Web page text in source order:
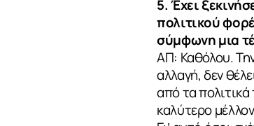
5. Έχει
πολιτικού
σύμφωνη μια
ΑΠ: Καθόλου.
αλλαγή, δεν
από τα πολιτικά
καλύτερο